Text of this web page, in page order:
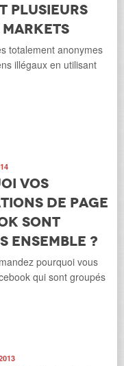
plusieurs
totalement anonymes
illégaux en utilisant
vos
de page
sont
ensemble ?
pourquoi vous
qui sont groupés